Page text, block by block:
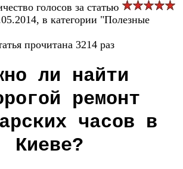
голосов за статью
в категории "Полезные
прочитана 3214 раз
ли найти
ремонт
часов в
Киеве?